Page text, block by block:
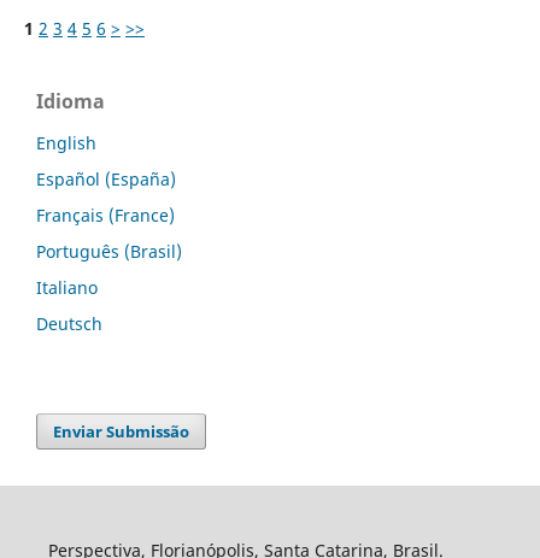
1 2 3 4 5 6 > >>
Idioma
English
Español (España)
Français (France)
Português (Brasil)
Italiano
Deutsch
Enviar Submissão
Perspectiva, Florianópolis, Santa Catarina, Brasil.